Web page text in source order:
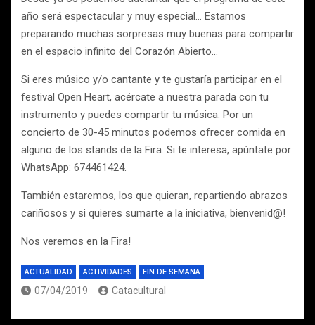
año será espectacular y muy especial… Estamos
preparando muchas sorpresas muy buenas para compartir
en el espacio infinito del Corazón Abierto…
Si eres músico y/o cantante y te gustaría participar en el
festival Open Heart, acércate a nuestra parada con tu
instrumento y puedes compartir tu música. Por un
concierto de 30-45 minutos podemos ofrecer comida en
alguno de los stands de la Fira. Si te interesa, apúntate por
WhatsApp: 674461424.
También estaremos, los que quieran, repartiendo abrazos
cariñosos y si quieres sumarte a la iniciativa, bienvenid@!
Nos veremos en la Fira!
ACTUALIDAD ACTIVIDADES FIN DE SEMANA
07/04/2019 Catacultural